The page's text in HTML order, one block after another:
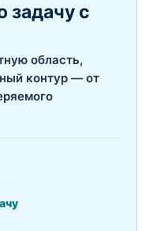
задачу с
область,
контур — от